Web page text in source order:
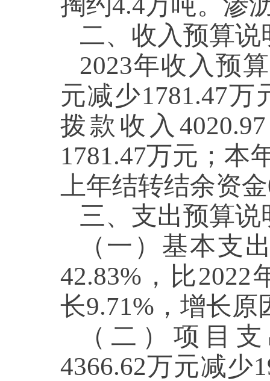
二、收入预算
2023年收入预
元减少1781.47
拨款收入
1781.47万元；本
上年结转结余资
三、支出预算
（一）基本支
42.83%，比2022
长9.71%，增长
（二）项目
4366.62万元减少